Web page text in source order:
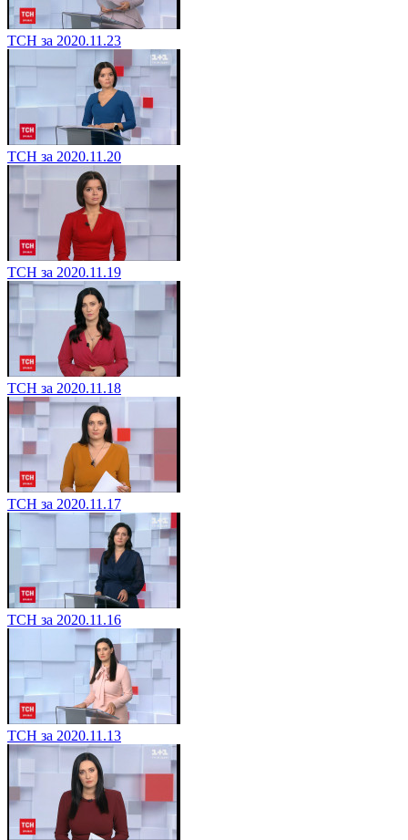
ТСН за 2020.11.23
ТСН за 2020.11.20
ТСН за 2020.11.19
ТСН за 2020.11.18
ТСН за 2020.11.17
ТСН за 2020.11.16
ТСН за 2020.11.13